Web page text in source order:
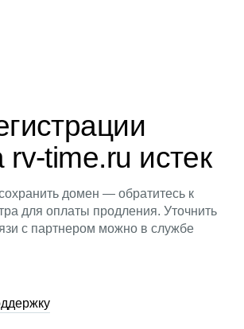
time.ru истек
домен — обратитесь к
для оплаты продления. Уточнить
с партнером можно в службе